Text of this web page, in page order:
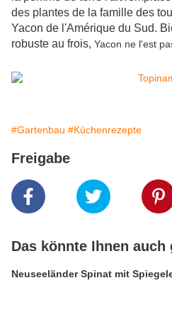
des plantes de la famille des
Yacon de l'Amérique du Sud.
robuste au frois, Yacon ne l'est
#Gartenbau #Küchenrezepte
Freigabe
Das könnte Ihnen auch
Neuseeländer Spinat mit